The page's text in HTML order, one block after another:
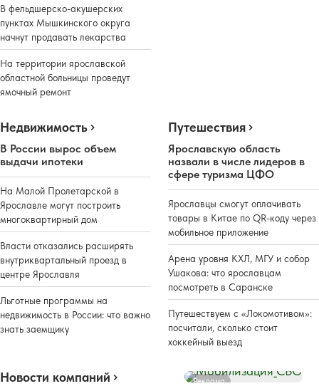
В фельдшерско-акушерских
пунктах Мышкинского округа
начнут продавать лекарства
На территории ярославской
областной больницы проведут
ямочный ремонт
Недвижимость
В России вырос объем
выдачи ипотеки
На Малой Пролетарской в
Ярославле могут построить
многоквартирный дом
Власти отказались расширять
внутриквартальный проезд в
центре Ярославля
Льготные программы на
недвижимость в России: что важно
знать заемщику
Путешествия
Ярославскую область
назвали в числе лидеров в
сфере туризма ЦФО
Ярославцы смогут оплачивать
товары в Китае по QR-коду через
мобильное приложение
Арена уровня КХЛ, МГУ и собор
Ушакова: что ярославцам
посмотреть в Саранске
Путешествуем с «Локомотивом»:
посчитали, сколько стоит
хоккейный выезд
Новости компаний Реклама